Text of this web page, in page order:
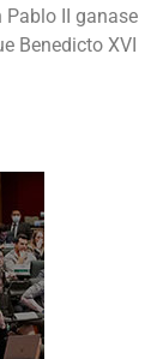
Pablo II ganase
Benedicto XVI